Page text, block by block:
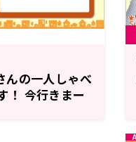
んの一人しゃべ
！ 今行きまー